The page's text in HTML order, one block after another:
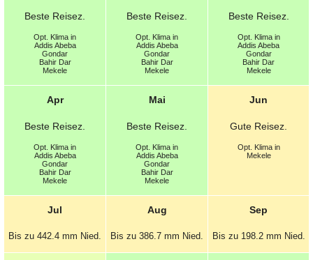
Beste Reisez.
Opt. Klima in
Addis Abeba
Gondar
Bahir Dar
Mekele
Beste Reisez.
Opt. Klima in
Addis Abeba
Gondar
Bahir Dar
Mekele
Beste Reisez.
Opt. Klima in
Addis Abeba
Gondar
Bahir Dar
Mekele
Apr
Beste Reisez.
Opt. Klima in
Addis Abeba
Gondar
Bahir Dar
Mekele
Mai
Beste Reisez.
Opt. Klima in
Addis Abeba
Gondar
Bahir Dar
Mekele
Jun
Gute Reisez.
Opt. Klima in
Mekele
Jul
Bis zu 442.4 mm Nied.
Aug
Bis zu 386.7 mm Nied.
Sep
Bis zu 198.2 mm Nied.